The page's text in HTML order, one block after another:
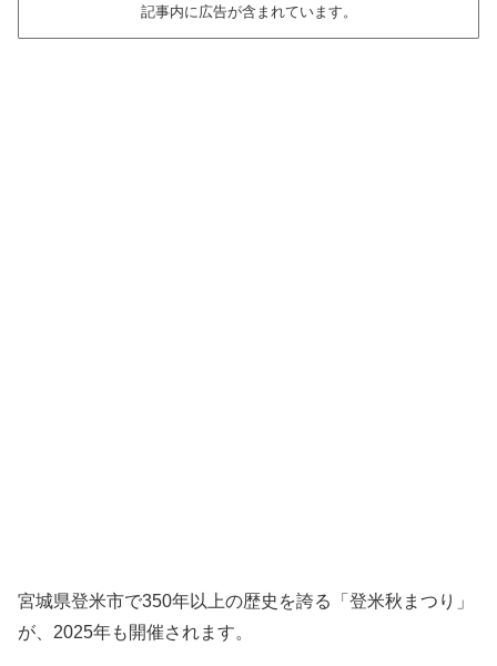
記事内に広告が含まれています。
宮城県登米市で350年以上の歴史を誇る「登米秋まつり」
が、2025年も開催されます。